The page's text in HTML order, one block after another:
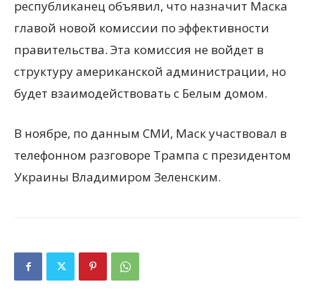
республиканец объявил, что назначит Маска
главой новой комиссии по эффективности
правительства. Эта комиссия не войдет в
структуру американской администрации, но
будет взаимодействовать с Белым домом.
В ноябре, по данным СМИ, Маск участвовал в
телефонном разговоре Трампа с президентом
Украины Владимиром Зеленским.